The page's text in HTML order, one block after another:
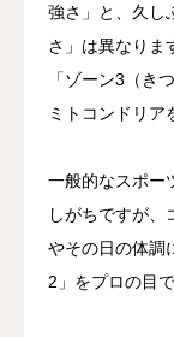
強さ」と、久し
さ」は異なりま
「ゾーン3（き
ミトコンドリア
一般的なスポー
しがちですが、
やその日の体調
2」をプロの目